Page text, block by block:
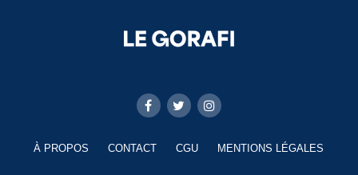
À PROPOS CONTACT CGU MENTIONS LÉGALES